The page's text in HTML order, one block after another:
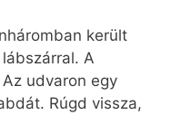
került
A
udvaron egy
Rúgd vissza,